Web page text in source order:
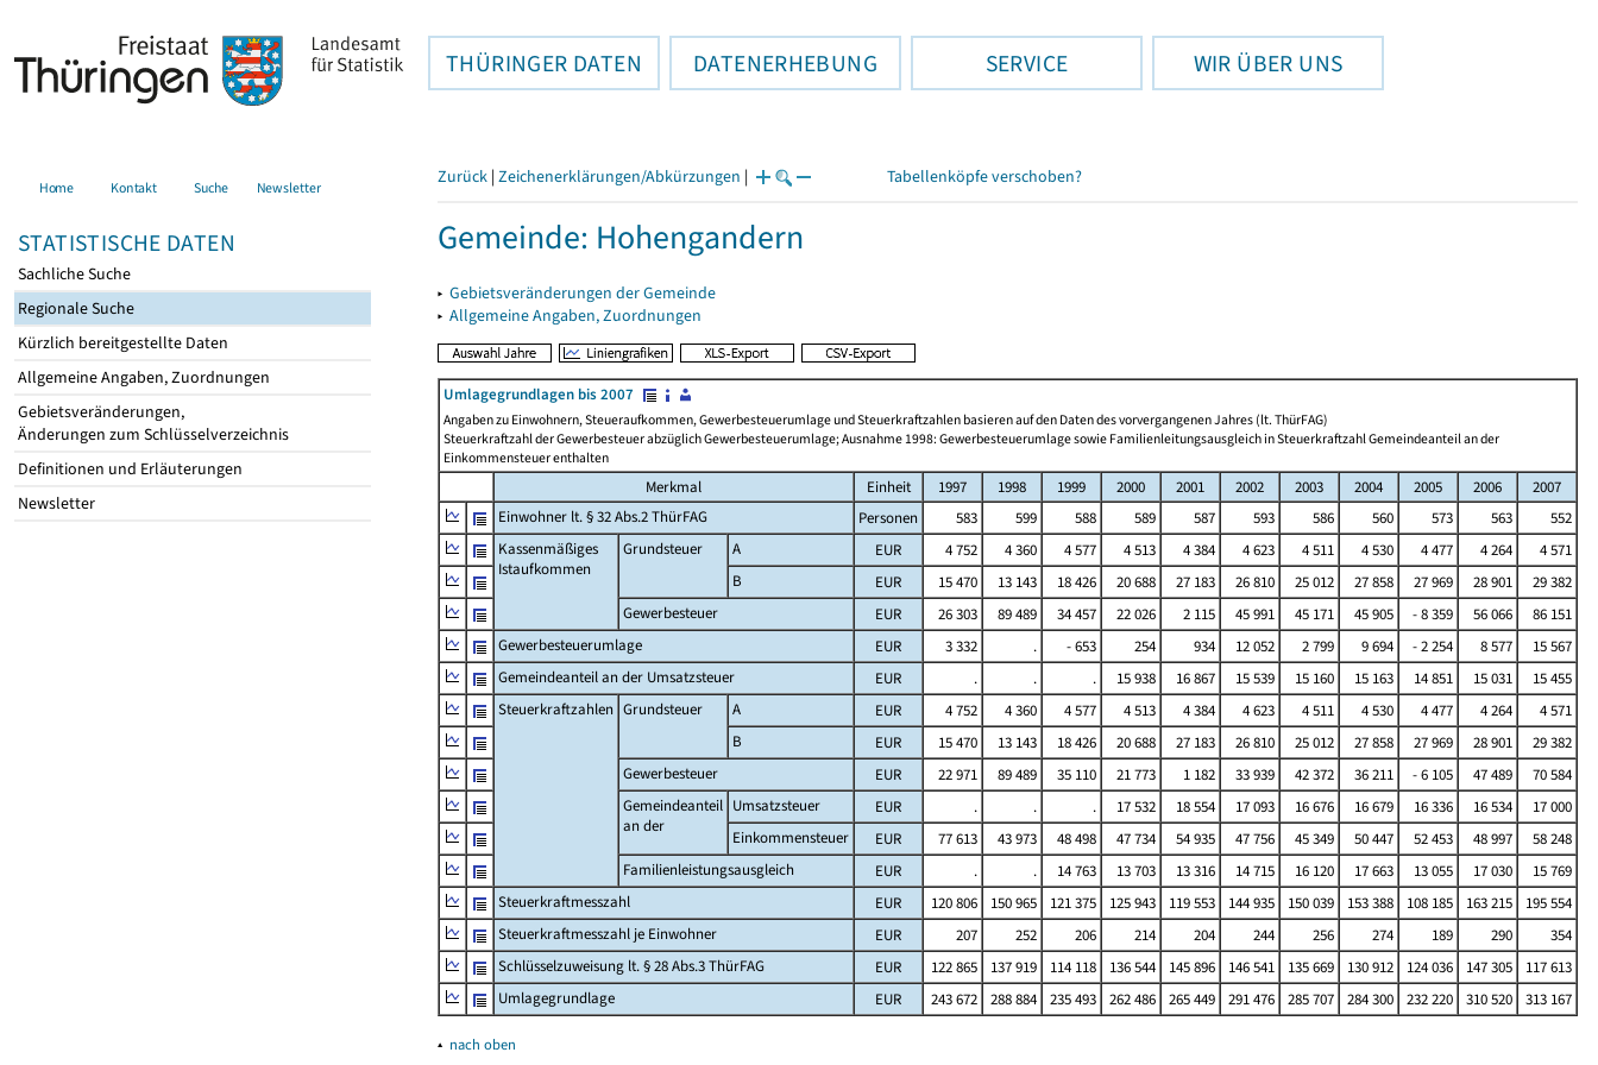
THÜRINGER DATEN DATENERHEBUNG SERVICE WIR ÜBER UNS
Home Kontakt Suche Newsletter
STATISTISCHE DATEN
Sachliche Suche
Regionale Suche
Kürzlich bereitgestellte Daten
Allgemeine Angaben, Zuordnungen
Gebietsveränderungen,
Änderungen zum Schlüsselverzeichnis
Definitionen und Erläuterungen
Newsletter
Zurück | Zeichenerklärungen/Abkürzungen | Tabellenköpfe verschoben?
Gemeinde: Hohengandern
▸ Gebietsveränderungen der Gemeinde
▸ Allgemeine Angaben, Zuordnungen
Umlagegrundlagen bis 2007
Angaben zu Einwohnern, Steueraufkommen, Gewerbesteuerumlage und Steuerkraftzahlen basieren auf den Daten des vorvergangenen Jahres (lt. ThürFAG)
Steuerkraftzahl der Gewerbesteuer abzüglich Gewerbesteuerumlage; Ausnahme 1998: Gewerbesteuerumlage sowie Familienleitungsausgleich in Steuerkraftzahl Gemeindeanteil an der
Einkommensteuer enthalten
Merkmal Einheit 1997 1998 1999 2000 2001 2002 2003 2004 2005 2006
2007
Einwohner lt. § 32 Abs.2 ThürFAG
Personen 583 599 588 589 587 593 586 560 573 563
552
Kassenmäßiges
Istaufkommen
Grundsteuer A EUR 4 752 4 360 4 577 4 513 4 384 4 623 4 511 4 530 4 477 4 264
4 571
B
EUR 15 470 13 143 18 426 20 688 27 183 26 810 25 012 27 858 27 969 28 901
29 382
Gewerbesteuer
EUR 26 303 89 489 34 457 22 026 2 115 45 991 45 171 45 905 - 8 359 56 066
86 151
Gewerbesteuerumlage
EUR 3 332 . - 653 254 934 12 052 2 799 9 694 - 2 254 8 577
15 567
Gemeindeanteil an der Umsatzsteuer
EUR . . . 15 938 16 867 15 539 15 160 15 163 14 851 15 031
15 455
Steuerkraftzahlen Grundsteuer A EUR 4 752 4 360 4 577 4 513 4 384 4 623 4 511 4 530 4 477 4 264
4 571
B
EUR 15 470 13 143 18 426 20 688 27 183 26 810 25 012 27 858 27 969 28 901
29 382
Gewerbesteuer
EUR 22 971 89 489 35 110 21 773 1 182 33 939 42 372 36 211 - 6 105 47 489
70 584
Gemeindeanteil
an der
Umsatzsteuer EUR . . . 17 532 18 554 17 093 16 676 16 679 16 336 16 534
17 000
Einkommensteuer
EUR 77 613 43 973 48 498 47 734 54 935 47 756 45 349 50 447 52 453 48 997
58 248
Familienleistungsausgleich
EUR . . 14 763 13 703 13 316 14 715 16 120 17 663 13 055 17 030
15 769
Steuerkraftmesszahl
EUR 120 806 150 965 121 375 125 943 119 553 144 935 150 039 153 388 108 185 163 215
195 554
Steuerkraftmesszahl je Einwohner
EUR 207 252 206 214 204 244 256 274 189 290
354
Schlüsselzuweisung lt. § 28 Abs.3 ThürFAG
EUR 122 865 137 919 114 118 136 544 145 896 146 541 135 669 130 912 124 036 147 305
117 613
Umlagegrundlage
EUR 243 672 288 884 235 493 262 486 265 449 291 476 285 707 284 300 232 220 310 520 313 167
▴ nach oben